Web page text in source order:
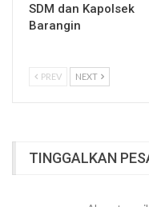
SDM dan Kapolsek
Barangin
PREV NEXT
TINGGALKAN